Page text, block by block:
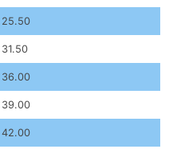
25.50
31.50
36.00
39.00
42.00